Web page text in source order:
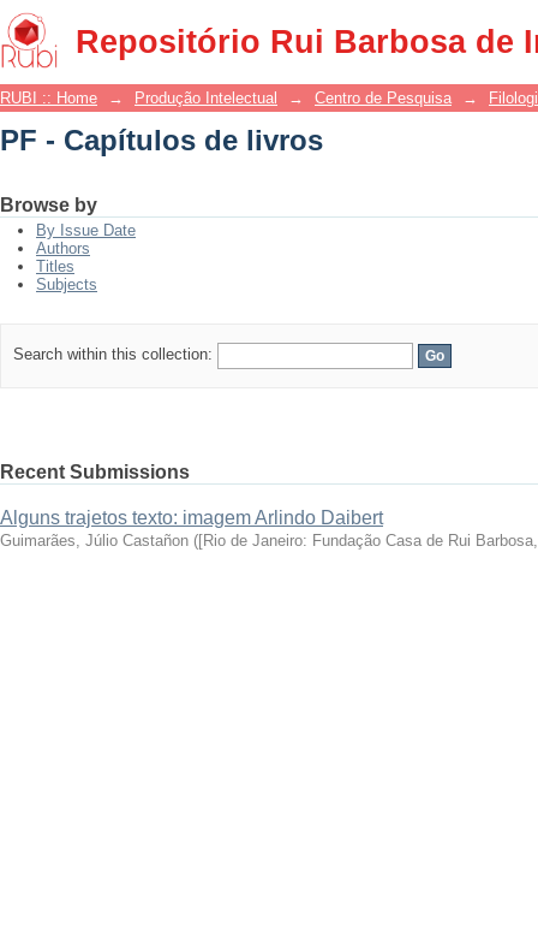
Repositório Rui Barbosa de
PF - Capítulos de livros
RUBI :: Home → Produção Intelectual → Centro de Pesquisa →
PF - Capítulos de livros
Browse by
By Issue Date
Authors
Titles
Subjects
Search within this collection:
Recent Submissions
Alguns trajetos texto: imagem Arlindo Daibert
Guimarães, Júlio Castañon ([Rio de Janeiro: Fundação Casa de Rui